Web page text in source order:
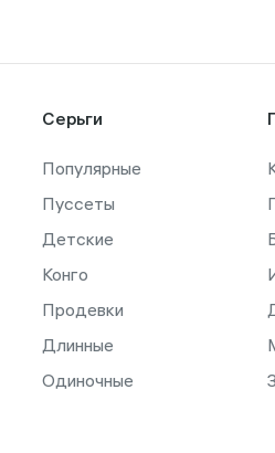
Серьги
Популярные
Пуссеты
Детские
Конго
Продевки
Длинные
Одиночные